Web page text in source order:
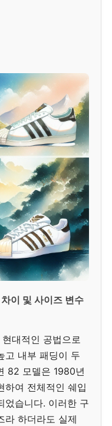
이 및 사이즈 변수
대적인 공법으로
고 내부 패딩이 두
82 모델은 1980년
하여 전체적인 쉐입
었습니다. 이러한 구
라 하더라도 실제